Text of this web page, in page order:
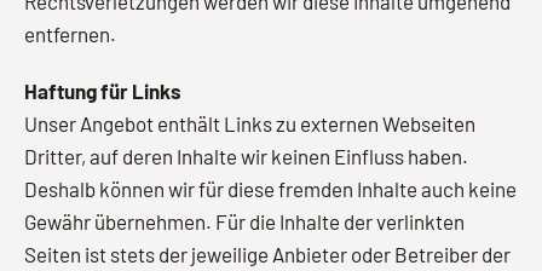
entfernen.
Haftung für Links
Unser Angebot enthält Links zu externen Webseiten
Dritter, auf deren Inhalte wir keinen Einfluss haben.
Deshalb können wir für diese fremden Inhalte auch keine
Gewähr übernehmen. Für die Inhalte der verlinkten
Seiten ist stets der jeweilige Anbieter oder Betreiber der